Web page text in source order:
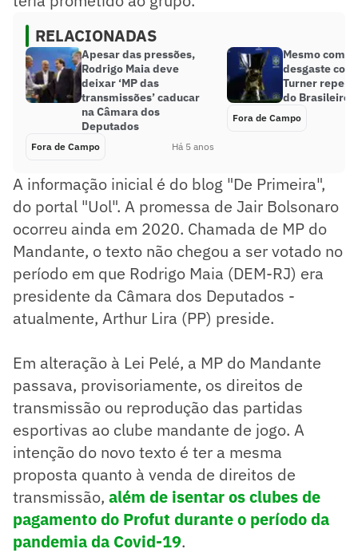
RELACIONADAS
Apesar das pressões,
Rodrigo Maia deve
deixar ‘MP das
transmissões’ caducar
na Câmara dos
Deputados
Fora de Campo Há 5 anos
Mesmo com
desgaste
Turner
do Brasileiro,
Fora de Campo
A informação inicial é do blog "De Primeira",
do portal "Uol". A promessa de Jair Bolsonaro
ocorreu ainda em 2020. Chamada de MP do
Mandante, o texto não chegou a ser votado no
período em que Rodrigo Maia (DEM-RJ) era
presidente da Câmara dos Deputados -
atualmente, Arthur Lira (PP) preside.
Em alteração à Lei Pelé, a MP do Mandante
passava, provisoriamente, os direitos de
transmissão ou reprodução das partidas
esportivas ao clube mandante de jogo. A
intenção do novo texto é ter a mesma
proposta quanto à venda de direitos de
transmissão, além de isentar os clubes de
pagamento do Profut durante o período da
pandemia da Covid-19.